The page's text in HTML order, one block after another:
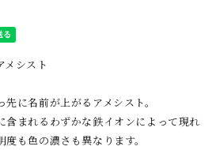
メシスト
に名前が上がるアメシスト。
含まれるわずかな鉄イオンによって現れ
も色の濃さも異なります。